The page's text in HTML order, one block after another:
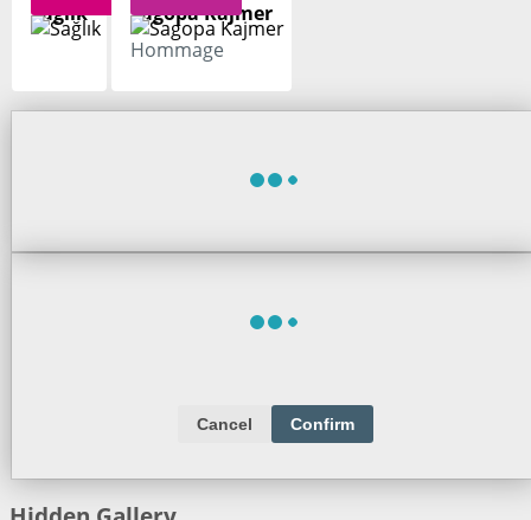
Sağlık
Sagopa Kajmer
Hommage
Cancel Confirm